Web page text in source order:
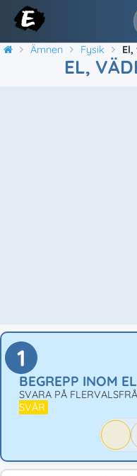
Ämnen Fysik
EL,
1
BEGREPP INOM
SVARA PÅ
SVÅR